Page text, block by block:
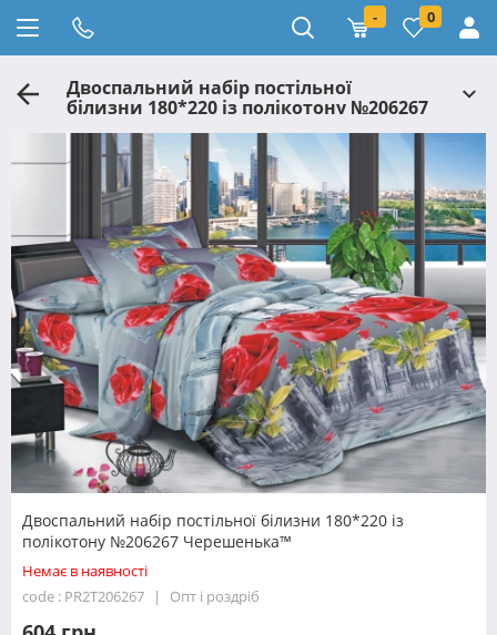
- 0
Двоспальний набір постільної
білизни 180*220 із полікотону №206267
Черешенька™
Двоспальний набір постільної білизни 180*220 із
полікотону №206267 Черешенька™
Немає в наявності
code : PR2T206267
Опт і роздріб